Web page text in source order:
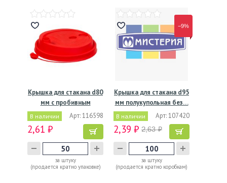
Крышка для стакана d80
мм с пробивным
слотом…
В наличии Арт: 116598
2,61 ₽
за штуку
(продается кратно упаковке)
−9%
Крышка для стакана d95
мм полукупольная без…
В наличии Арт: 107420
2,39 ₽ 2,63 ₽
за штуку
(продается кратно коробкам)